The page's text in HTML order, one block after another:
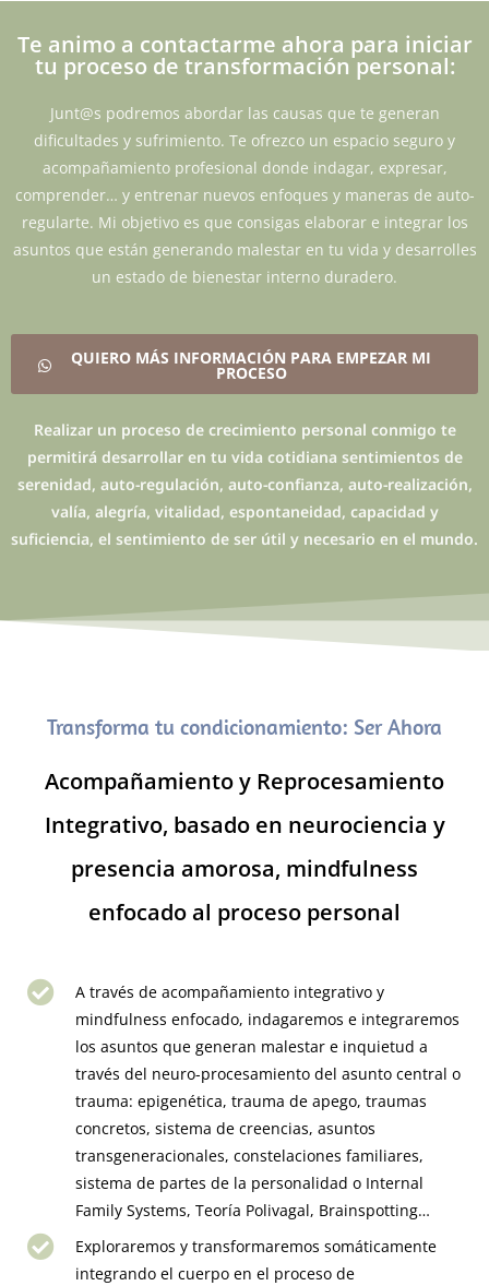
Te animo a contactarme ahora para iniciar
tu proceso de transformación personal:
Junt@s podremos abordar las causas que te generan
dificultades y sufrimiento. Te ofrezco un espacio seguro y
acompañamiento profesional donde indagar, expresar,
comprender… y entrenar nuevos enfoques y maneras de auto-
regularte. Mi objetivo es que consigas elaborar e integrar los
asuntos que están generando malestar en tu vida y desarrolles
un estado de bienestar interno duradero.
QUIERO MÁS INFORMACIÓN PARA EMPEZAR MI
PROCESO
Realizar un proceso de crecimiento personal conmigo te
permitirá desarrollar en tu vida cotidiana sentimientos de
serenidad, auto-regulación, auto-confianza, auto-realización,
valía, alegría, vitalidad, espontaneidad, capacidad y
suficiencia, el sentimiento de ser útil y necesario en el mundo.
Transforma tu condicionamiento: Ser Ahora
Acompañamiento y Reprocesamiento
Integrativo, basado en neurociencia y
presencia amorosa, mindfulness
enfocado al proceso personal
A través de acompañamiento integrativo y
mindfulness enfocado, indagaremos e integraremos
los asuntos que generan malestar e inquietud a
través del neuro-procesamiento del asunto central o
trauma: epigenética, trauma de apego, traumas
concretos, sistema de creencias, asuntos
transgeneracionales, constelaciones familiares,
sistema de partes de la personalidad o Internal
Family Systems, Teoría Polivagal, Brainspotting…
Exploraremos y transformaremos somáticamente
integrando el cuerpo en el proceso de